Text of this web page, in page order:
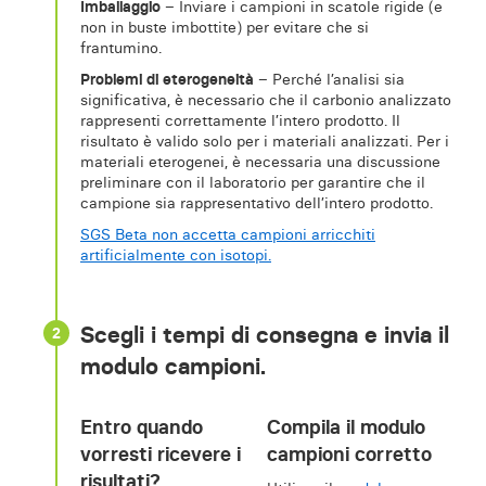
Imballaggio – Inviare i campioni in scatole rigide (e
non in buste imbottite) per evitare che si
frantumino.
Problemi di eterogeneità – Perché l’analisi sia
significativa, è necessario che il carbonio analizzato
rappresenti correttamente l’intero prodotto. Il
risultato è valido solo per i materiali analizzati. Per i
materiali eterogenei, è necessaria una discussione
preliminare con il laboratorio per garantire che il
campione sia rappresentativo dell’intero prodotto.
SGS Beta non accetta campioni arricchiti
artificialmente con isotopi.
2
Scegli i tempi di consegna e invia il
modulo campioni.
Entro quando
vorresti ricevere i
risultati?
Compila il modulo
campioni corretto